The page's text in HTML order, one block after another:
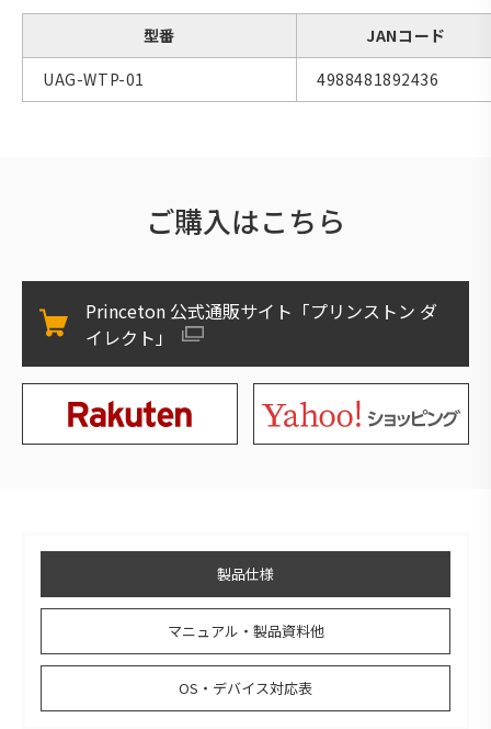
型番
JANコード
UAG-WTP-01
4988481892436
ご購入はこちら
Princeton 公式通販サイト「プリンストン ダ
イレクト」
製品仕様
マニュアル・製品資料他
OS・デバイス対応表